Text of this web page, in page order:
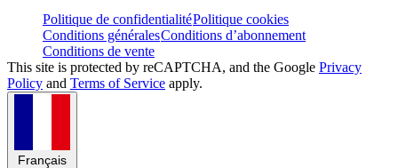
Politique de confidentialitéPolitique cookies
Conditions généralesConditions d’abonnement
Conditions de vente
This site is protected by reCAPTCHA, and the Google Privacy
Policy and Terms of Service apply.
Français